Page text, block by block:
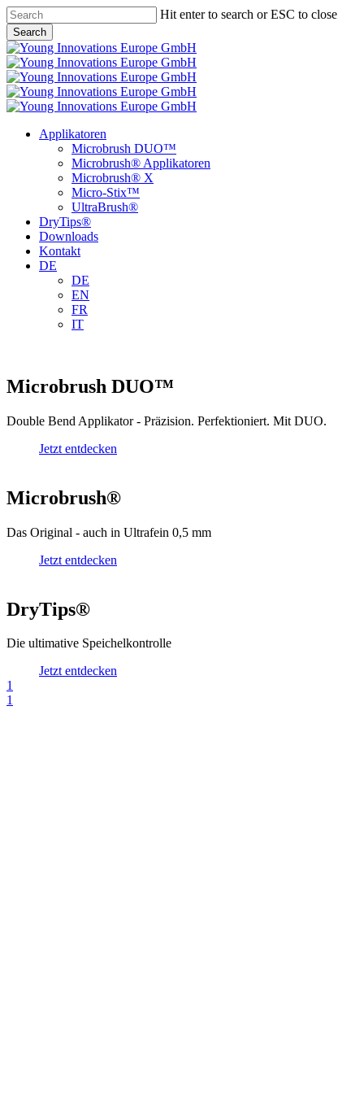
Skip
to
main
content
Hit enter to search or ESC to close
Search
Close
Search
Menu
Applikatoren
Microbrush DUO™
Microbrush® Applikatoren
Microbrush® X
Micro-Stix™
UltraBrush®
DryTips®
Downloads
Kontakt
DE
DE
EN
FR
IT
Microbrush DUO™
Double Bend Applikator - Präzision. Perfektioniert. Mit DUO.
Jetzt entdecken
Microbrush®
Das Original - auch in Ultrafein 0,5 mm
Jetzt entdecken
DryTips®
Die ultimative Speichelkontrolle
Jetzt entdecken
1
1